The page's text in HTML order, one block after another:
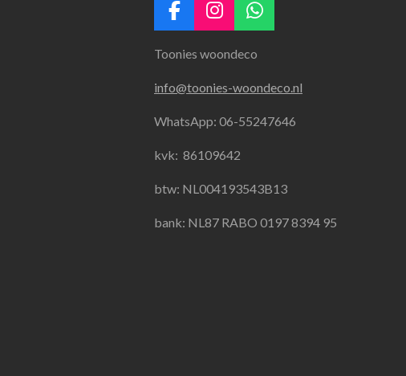
F
c
b
o
k
I
s
a
g
a
W
a
s
A
Toonies woondeco
info@toonies-woondeco.nl
WhatsApp: 06-55247646
kvk: 86109642
btw: NL004193543B13
bank: NL87 RABO 0197 8394 95